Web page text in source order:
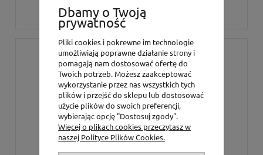
Dbamy o Twoją
prywatność
Pliki cookies i pokrewne im technologie
umożliwiają poprawne działanie strony i
pomagają nam dostosować ofertę do
Twoich potrzeb. Możesz zaakceptować
wykorzystanie przez nas wszystkich tych
plików i przejść do sklepu lub dostosować
użycie plików do swoich preferencji,
wybierając opcję "Dostosuj zgody".
Więcej o plikach cookies przeczytasz w
naszej Polityce Plików Cookies.